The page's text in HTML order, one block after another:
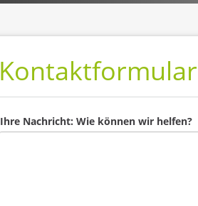
Kontaktformular
Ihre Nachricht: Wie können wir helfen?